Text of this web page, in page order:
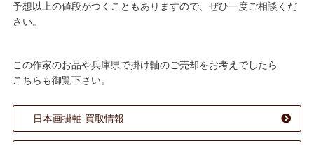
予想以上の値段がつくこともありますので、ぜひ一度ご相談くだ
さい。
この作家のお品や兵庫県で掛け軸のご売却をお考えでしたら
こちらも御覧下さい。
日本画掛軸 買取情報